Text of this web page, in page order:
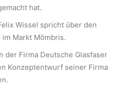
hat.
Wissel spricht über den
Markt Mömbris.
der Firma Deutsche Glasfaser
Konzeptentwurf seiner Firma